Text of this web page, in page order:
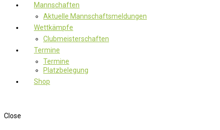
Mannschaften
Aktuelle Mannschaftsmeldungen
Wettkämpfe
Clubmeisterschaften
Termine
Termine
Platzbelegung
Shop
Close